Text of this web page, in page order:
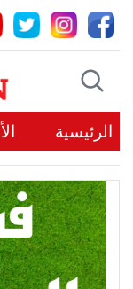
الرئيسية